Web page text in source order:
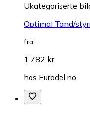
Ukategoriserte
Optimal Tand/
fra
1 782 kr
hos Eurodel.no